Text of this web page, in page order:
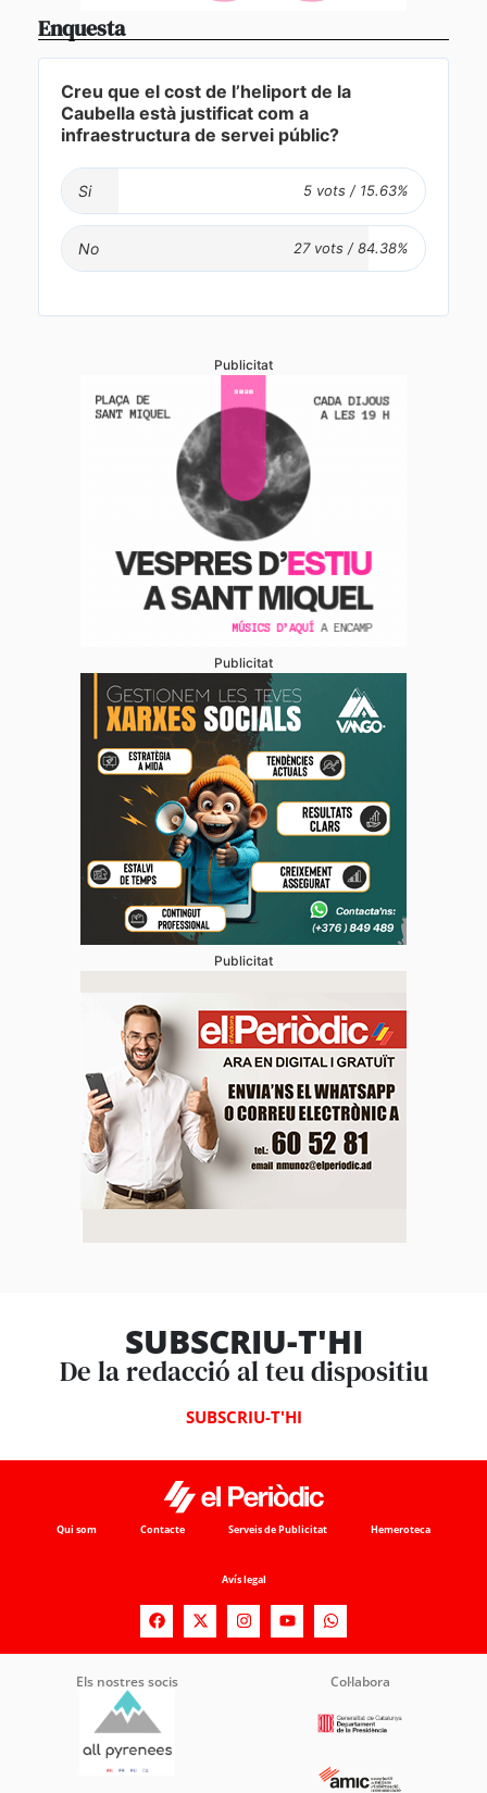
Enquesta
Creu que el cost de l’heliport de la
Caubella està justificat com a
infraestructura de servei públic?
Si
No
Publicitat
Publicitat
Publicitat
SUBSCRIU-T'HI
De la redacció al teu dispositiu
SUBSCRIU-T'HI
Qui som Contacte Serveis de Publicitat Hemeroteca
Avís legal
Els nostres socis Col·labora